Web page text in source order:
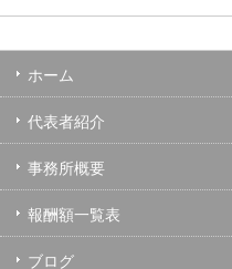
ホーム
代表者紹介
事務所概要
報酬額一覧表
ブログ